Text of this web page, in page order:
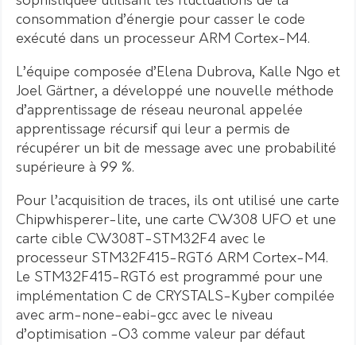
consommation d’énergie pour casser le code
exécuté dans un processeur ARM Cortex-M4.
L’équipe composée d’Elena Dubrova, Kalle Ngo et
Joel Gärtner, a développé une nouvelle méthode
d’apprentissage de réseau neuronal appelée
apprentissage récursif qui leur a permis de
récupérer un bit de message avec une probabilité
supérieure à 99 %.
Pour l’acquisition de traces, ils ont utilisé une carte
Chipwhisperer-lite, une carte CW308 UFO et une
carte cible CW308T-STM32F4 avec le
processeur STM32F415-RGT6 ARM Cortex-M4.
Le STM32F415-RGT6 est programmé pour une
implémentation C de CRYSTALS-Kyber compilée
avec arm-none-eabi-gcc avec le niveau
d’optimisation -O3 comme valeur par défaut